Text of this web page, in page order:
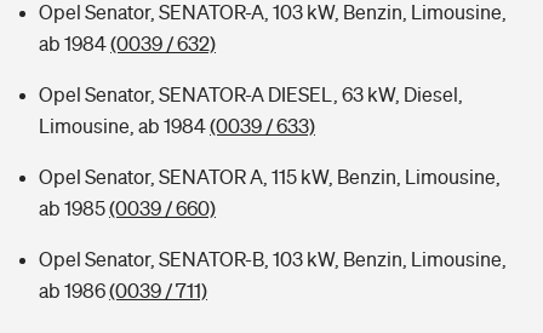
Opel Senator, SENATOR-A, 103 kW, Benzin, Limousine,
ab 1984(0039 / 632)
Opel Senator, SENATOR-A DIESEL, 63 kW, Diesel,
Limousine, ab 1984(0039 / 633)
Opel Senator, SENATOR A, 115 kW, Benzin, Limousine,
ab 1985(0039 / 660)
Opel Senator, SENATOR-B, 103 kW, Benzin, Limousine,
ab 1986(0039 / 711)